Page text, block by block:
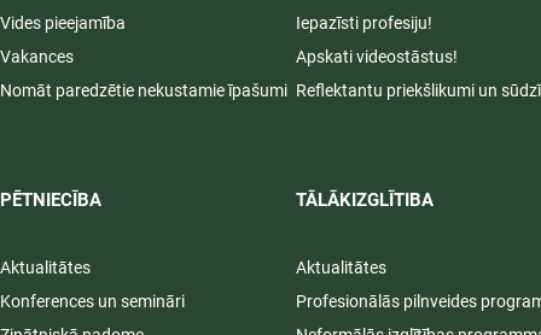
Vides pieejamība
Vakances
Nomāt paredzētie nekustamie īpašumi
PĒTNIECĪBA
Aktualitātes
Konferences un semināri
Iepazīsti profesiju!
Apskati videostāstus!
Reflektantu priekšlikumi un
TĀLĀKIZGLĪTIBA
Aktualitātes
Profesionālās pilnveides